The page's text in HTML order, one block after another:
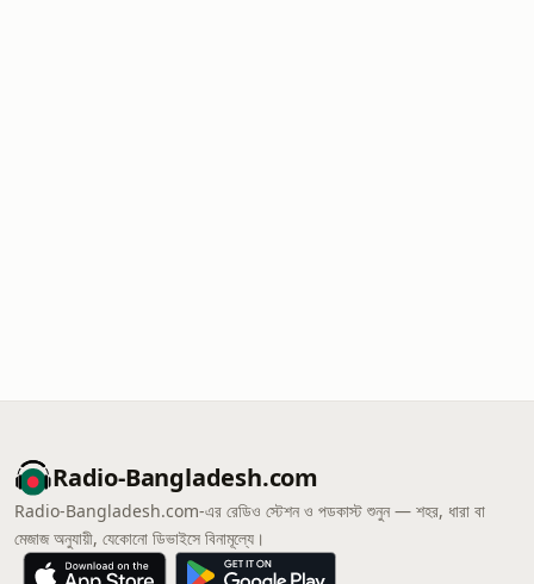
Radio-Bangladesh.com
Radio-Bangladesh.com-এর রেডিও স্টেশন ও পডকাস্ট শুনুন — শহর, ধারা বা
মেজাজ অনুযায়ী, যেকোনো ডিভাইসে বিনামূল্যে।